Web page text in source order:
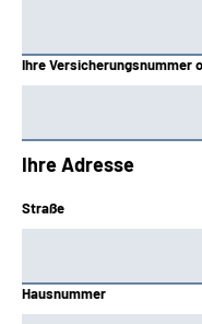
Ihre Versicherungsnummer
Ihre Adresse
Straße
Hausnummer